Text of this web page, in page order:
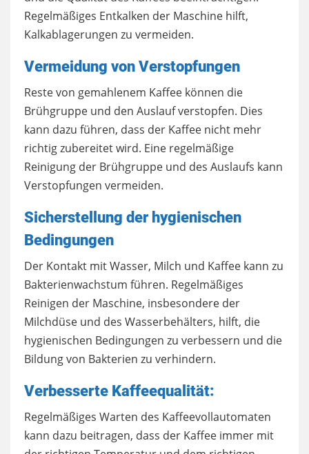
Regelmäßiges Entkalken der Maschine hilft,
Kalkablagerungen zu vermeiden.
Vermeidung von Verstopfungen
Reste von gemahlenem Kaffee können die
Brühgruppe und den Auslauf verstopfen. Dies
kann dazu führen, dass der Kaffee nicht mehr
richtig zubereitet wird. Eine regelmäßige
Reinigung der Brühgruppe und des Auslaufs kann
Verstopfungen vermeiden.
Sicherstellung der hygienischen
Bedingungen
Der Kontakt mit Wasser, Milch und Kaffee kann zu
Bakterienwachstum führen. Regelmäßiges
Reinigen der Maschine, insbesondere der
Milchdüse und des Wasserbehälters, hilft, die
hygienischen Bedingungen zu verbessern und die
Bildung von Bakterien zu verhindern.
Verbesserte Kaffeequalität:
Regelmäßiges Warten des Kaffeevollautomaten
kann dazu beitragen, dass der Kaffee immer mit